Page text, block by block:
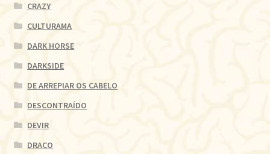
CRAZY
CULTURAMA
DARK HORSE
DARKSIDE
DE ARREPIAR OS CABELO
DESCONTRAÍDO
DEVIR
DRACO